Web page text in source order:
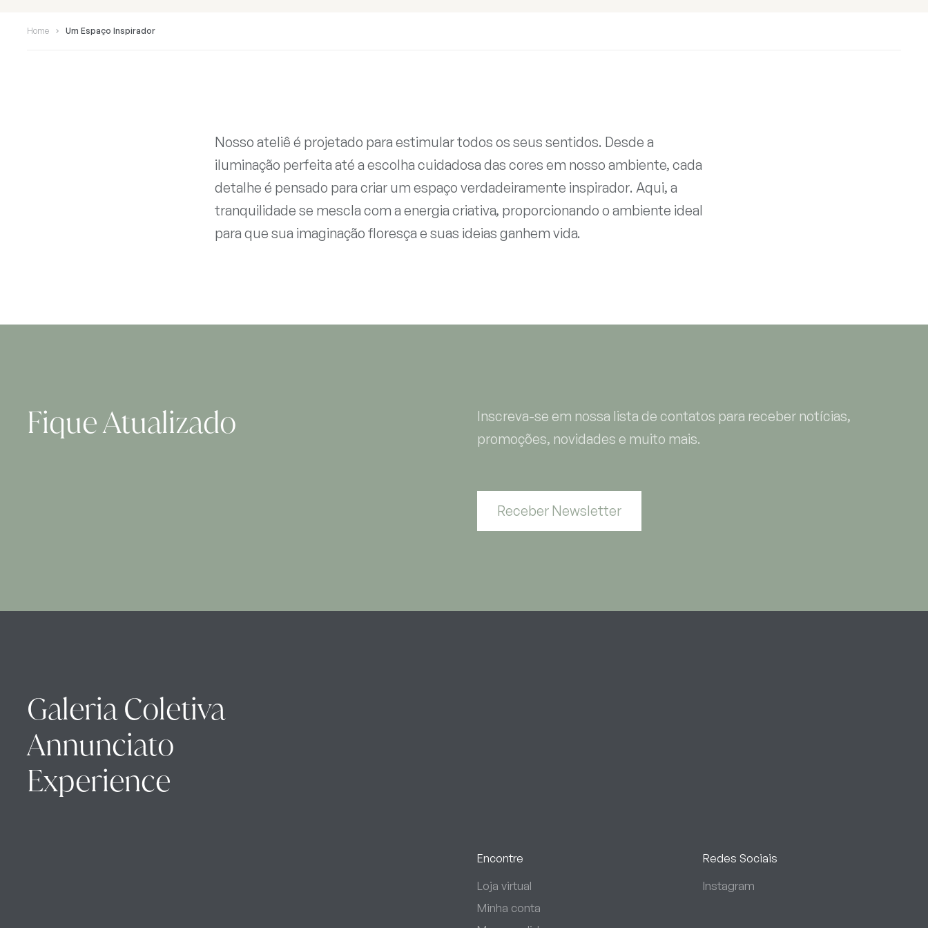
Home Um Espaço Inspirador
Nosso ateliê é projetado para estimular todos os seus sentidos. Desde a
iluminação perfeita até a escolha cuidadosa das cores em nosso ambiente, cada
detalhe é pensado para criar um espaço verdadeiramente inspirador. Aqui, a
tranquilidade se mescla com a energia criativa, proporcionando o ambiente ideal
para que sua imaginação floresça e suas ideias ganhem vida.
Fique Atualizado
Inscreva-se em nossa lista de contatos para receber notícias,
promoções, novidades e muito mais.
Receber Newsletter
Galeria Coletiva
Annunciato
Experience
Encontre
Loja virtual
Minha conta
Redes Sociais
Instagram